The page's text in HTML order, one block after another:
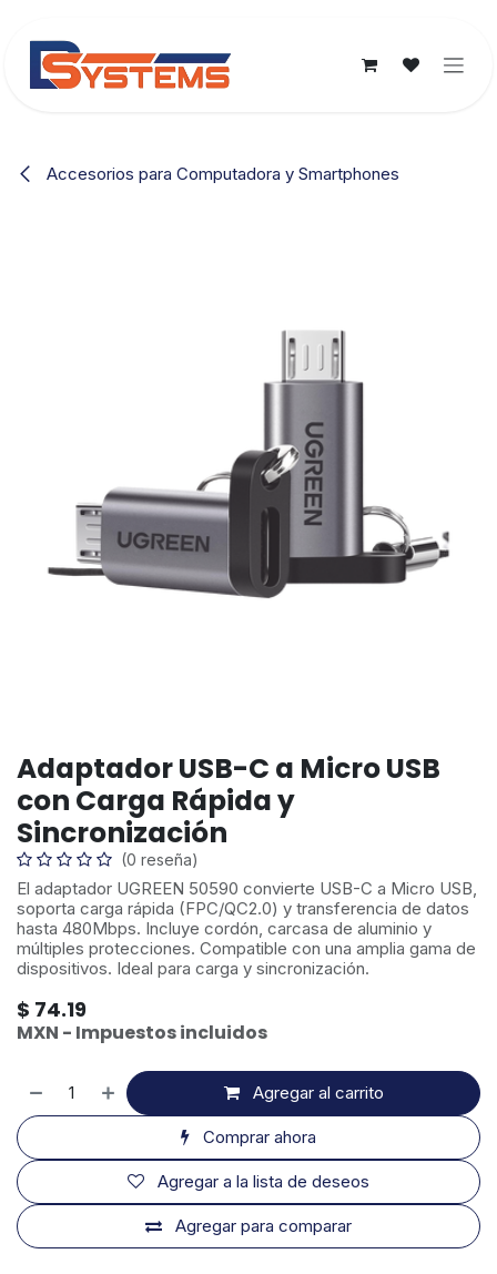
Accesorios para Computadora y Smartphones
Adaptador USB-C a Micro USB
con Carga Rápida y
Sincronización
(0 reseña)
El adaptador UGREEN 50590 convierte USB-C a Micro USB,
soporta carga rápida (FPC/QC2.0) y transferencia de datos
hasta 480Mbps. Incluye cordón, carcasa de aluminio y
múltiples protecciones. Compatible con una amplia gama de
dispositivos. Ideal para carga y sincronización.
$ 74.19
MXN - Impuestos incluidos
Agregar al carrito
Comprar ahora
Agregar para comparar
Agregar a la lista de deseos